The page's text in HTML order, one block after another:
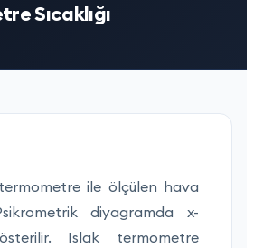
Sıcaklığı
ile ölçülen hava
Psikrometrik diyagramda x-
Islak termometre